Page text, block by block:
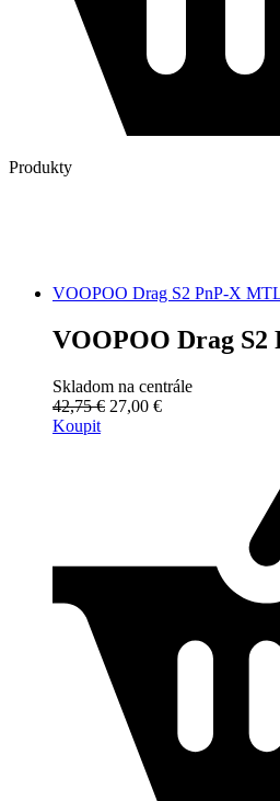
Produkty
VOOPOO Drag S2 PnP-X
VOOPOO Drag S2
Skladom na centrále
42,75 € 27,00 €
Koupit